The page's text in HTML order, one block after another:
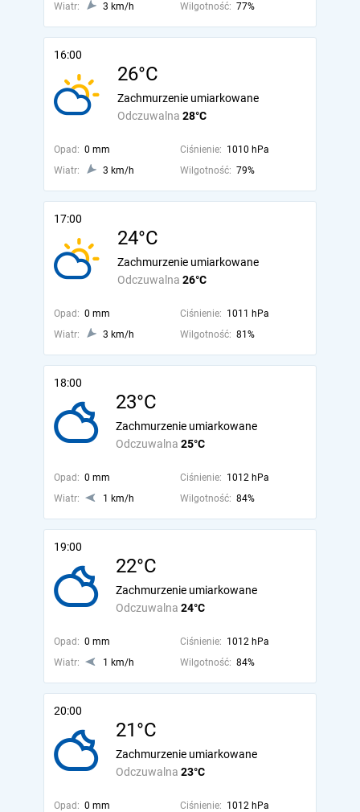
Wiatr:
3 km/h Wilgotność: 77%
16:00
26°C
Odczuwalna 28°C
Zachmurzenie umiarkowane
Opad: 0 mm Ciśnienie: 1010 hPa
Wiatr:
3 km/h Wilgotność: 79%
17:00
24°C
Odczuwalna 26°C
Zachmurzenie umiarkowane
Opad: 0 mm Ciśnienie: 1011 hPa
Wiatr:
3 km/h Wilgotność: 81%
18:00
23°C
Odczuwalna 25°C
Zachmurzenie umiarkowane
Opad: 0 mm Ciśnienie: 1012 hPa
Wiatr:
1 km/h Wilgotność: 84%
19:00
22°C
Odczuwalna 24°C
Zachmurzenie umiarkowane
Opad: 0 mm Ciśnienie: 1012 hPa
Wiatr:
1 km/h Wilgotność: 84%
20:00
21°C
Odczuwalna 23°C
Zachmurzenie umiarkowane
Opad: 0 mm Ciśnienie: 1012 hPa